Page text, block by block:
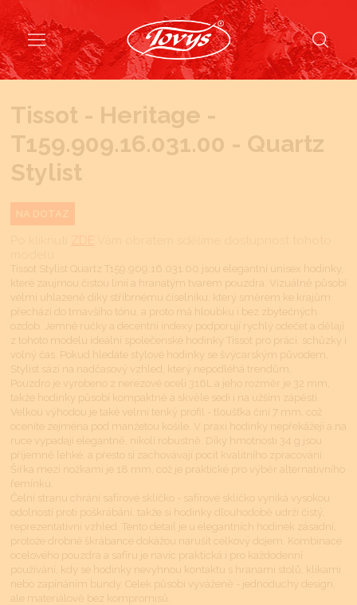
Tissot - Heritage -
T159.909.16.031.00 - Quartz
Stylist
NA DOTAZ
ZDE
Tissot Stylist Quartz T159.909.16.031.00 jsou elegantní unisex hodinky,
které zaujmou čistou linií a hranatým tvarem pouzdra. Vizuálně působí
velmi uhlazeně díky stříbrnému číselníku, který směrem ke krajům
přechází do tmavšího tónu, a proto má hloubku i bez zbytečných
ozdob. Jemné ručky a decentní indexy podporují rychlý odečet a dělají
z tohoto modelu ideální společenské hodinky Tissot pro práci, schůzky i
volný čas. Pokud hledáte stylové hodinky se švýcarským původem,
Stylist sází na nadčasový vzhled, který nepodléhá trendům.
Pouzdro je vyrobeno z nerezové oceli 316L a jeho rozměr je 32 mm,
takže hodinky působí kompaktně a skvěle sedí i na užším zápěstí.
Velkou výhodou je také velmi tenký profil - tloušťka činí 7 mm, což
oceníte zejména pod manžetou košile. V praxi hodinky nepřekážejí a na
ruce vypadají elegantně, nikoli robustně. Díky hmotnosti 34 g jsou
příjemně lehké, a přesto si zachovávají pocit kvalitního zpracování.
Šířka mezi nožkami je 18 mm, což je praktické pro výběr alternativního
řemínku.
Čelní stranu chrání safírové sklíčko - safírové sklíčko vyniká vysokou
odolností proti poškrábání, takže si hodinky dlouhodobě udrží čistý,
reprezentativní vzhled. Tento detail je u elegantních hodinek zásadní,
protože drobné škrábance dokážou narušit celkový dojem. Kombinace
ocelového pouzdra a safíru je navíc praktická i pro každodenní
používání, kdy se hodinky nevyhnou kontaktu s hranami stolů, klikami
nebo zapínáním bundy. Celek působí vyváženě - jednoduchý design,
ale materiálově bez kompromisů.